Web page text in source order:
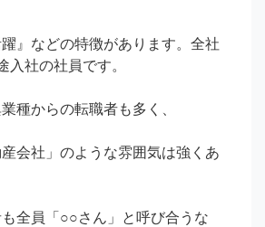
躍』などの特徴があります。全社
入社の社員です。
種からの転職者も多く、
産会社」のような雰囲気は強くあ
全員「○○さん」と呼び合うな